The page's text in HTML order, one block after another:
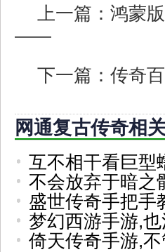
上一篇： 鸿蒙
——
下一篇： 传奇
网通复古传奇相
互不相干看巨型
不会放弃于暗之
盛世传奇手把手
梦幻西游手游,
倚天传奇手游,